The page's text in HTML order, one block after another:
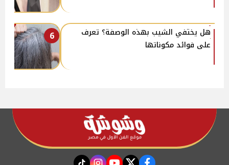
6
هل يختفي الشيب بهذه الوصفة؟ تعرف
على فوائد مكوناتها